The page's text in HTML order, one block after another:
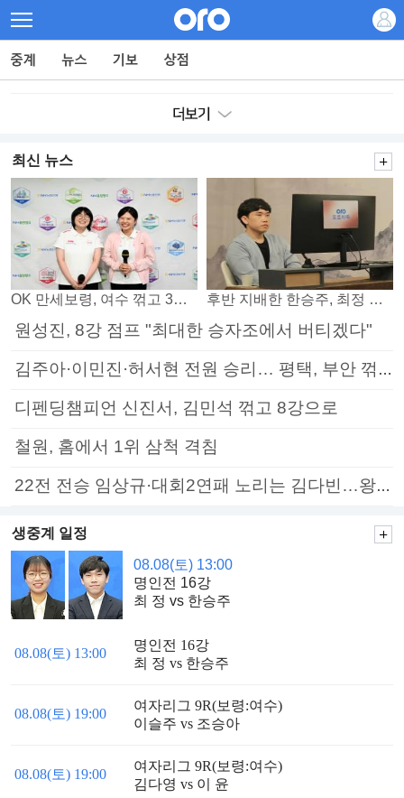
최신 뉴스
OK 만세보령, 여수 꺾고 3연패 탈출 후반 지배한 한승주, 최정 꺾고 8강 진출
원성진, 8강 점프 "최대한 승자조에서 버티겠다"
김주아·이민진·허서현 전원 승리… 평택, 부안 꺾고 5연승
디펜딩챔피언 신진서, 김민석 꺾고 8강으로
철원, 홈에서 1위 삼척 격침
22전 전승 임상규·대회2연패 노리는 김다빈…왕중왕전 16강 7일부터
생중계 일정
08.08(토) 13:00
명인전 16강
최 정 vs 한승주
08.08(토) 13:00
명인전 16강
최 정 vs 한승주
08.08(토) 19:00
여자리그 9R(보령:여수)
이슬주 vs 조승아
08.08(토) 19:00
여자리그 9R(보령:여수)
김다영 vs 이 윤